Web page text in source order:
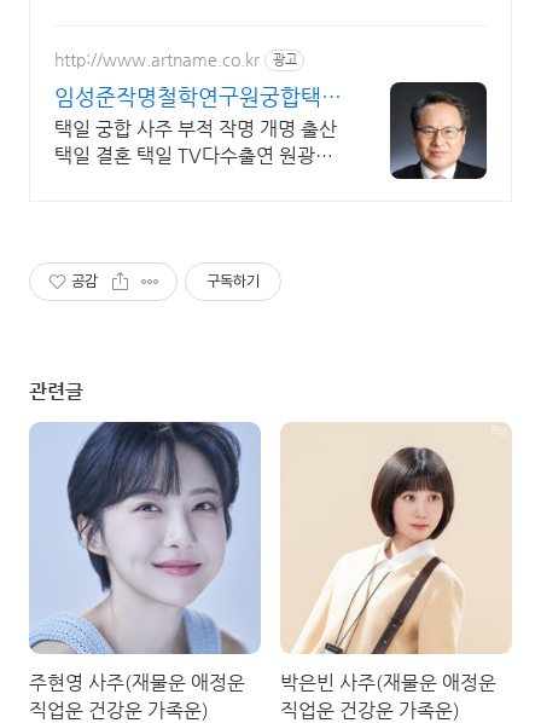
http://www.artname.co.kr 광고
임성준작명철학연구원궁합택일
TV다수출연 원광대학원출신
택일 궁합 사주 부적 작명 개명 출산
택일 결혼 택일 TV다수출연 원광대
공감 구독하기
관련글
주현영 사주(재물운 애정운
직업운 건강운 가족운)
박은빈 사주(재물운 애정운
직업운 건강운 가족운)